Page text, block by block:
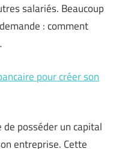
salariés. Beaucoup
: comment
pour créer son
posséder un capital
entreprise. Cette